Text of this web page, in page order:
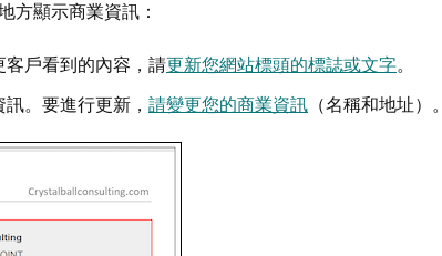
方顯示商業資訊：
客戶看到的內容，請更新您網站標頭的標誌或文字
。要進行更新， 請變更您的商業資訊 （名稱和地址）。